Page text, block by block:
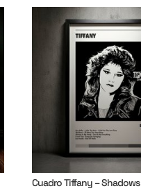
Cuadro Tiffany – Shadows